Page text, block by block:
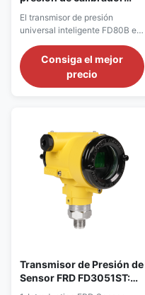
universal IP65 inteligente
4mA ~ 20mA señal de
salida de corriente
continua
El transmisor de presión
universal inteligente FD80B es
presión multiparamétrico, de
alta precisión y alta estabilidad.
Consiga el mejor
precio
Transmisor de Presión de
Sensor FRD FD3051ST:
Solución de Medición de